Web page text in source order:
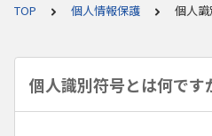
TOP 個人情報保護 個人識
個人識別符号とは何です